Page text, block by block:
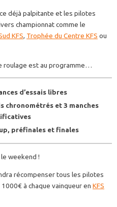
déjà palpitante et les pilotes
championnat comme le
KFS, Trophée du Centre KFS ou
roulage est au programme…
d’essais libres
chronométrés et 3 manches
préfinales et finales
weekend !
récompenser tous les pilotes
à chaque vainqueur en KFS